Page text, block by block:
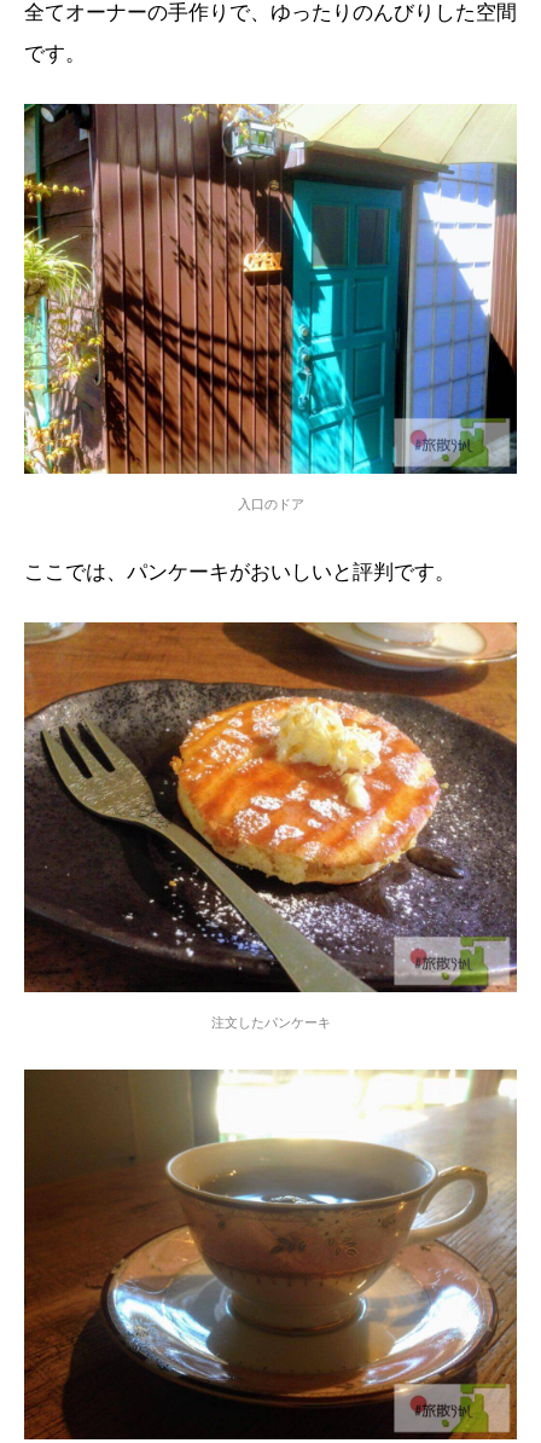
全てオーナーの手作りで、ゆったりのんびりした空間
です。
入口のドア
ここでは、パンケーキがおいしいと評判です。
注文したパンケーキ